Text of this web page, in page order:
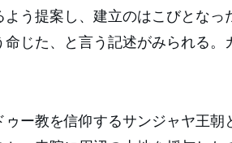
う提案し、建立のはこびとな
じた、と言う記述がみられる
ー教を信仰するサンジャヤ王